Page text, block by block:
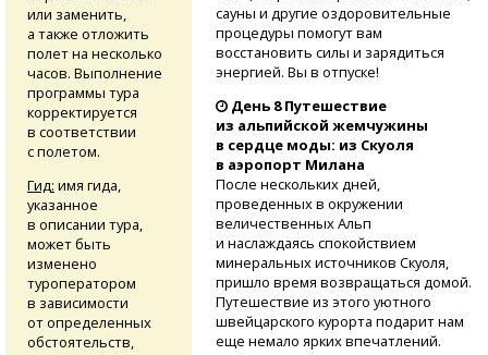
сауны и другие оздоровительные
процедуры помогут вам
восстановить силы и зарядиться
энергией. Вы в отпуске!
День 8 Путешествие
из альпийской жемчужины
в сердце моды: из Скуоля
в аэропорт Милана
После нескольких дней,
проведенных в окружении
величественных Альп
и наслаждаясь спокойствием
минеральных источников Скуоля,
пришло время возвращаться домой.
Путешествие из этого уютного
швейцарского курорта подарит нам
еще немало ярких впечатлений.
или заменить,
а также отложить
полет на несколько
часов. Выполнение
программы тура
корректируется
в соответствии
с полетом.
Гид: имя гида,
указанное
в описании тура,
может быть
изменено
туроператором
в зависимости
от определенных
обстоятельств,